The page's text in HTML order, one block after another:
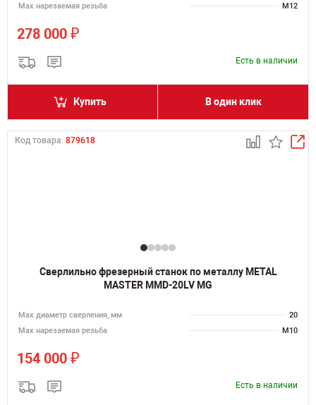
Мах нарезаемая резьба M12
278 000 ₽
Есть в наличии
Купить В один клик
Код товара: 879618
Сверлильно фрезерный станок по металлу METAL
MASTER MMD-20LV MG
Мах диаметр сверления, мм
20
Мах нарезаемая резьба
M10
154 000 ₽
Есть в наличии